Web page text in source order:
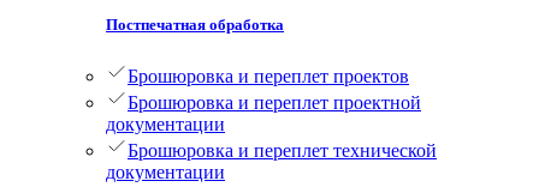
Постпечатная обработка
Брошюровка и переплет проектов
Брошюровка и переплет проектной
документации
Брошюровка и переплет технической
документации